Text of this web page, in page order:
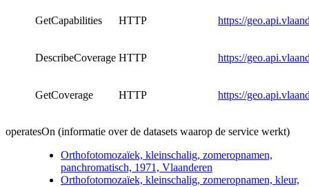
GetCapabilities HTTP https://
DescribeCoverage HTTP https://
GetCoverage HTTP https://
operatesOn (informatie over de datasets waarop de service werkt)
Orthofotomozaïek, kleinschalig, zomeropnamen,
panchromatisch, 1971, Vlaanderen
Orthofotomozaïek, kleinschalig, zomeropnamen, kleur,